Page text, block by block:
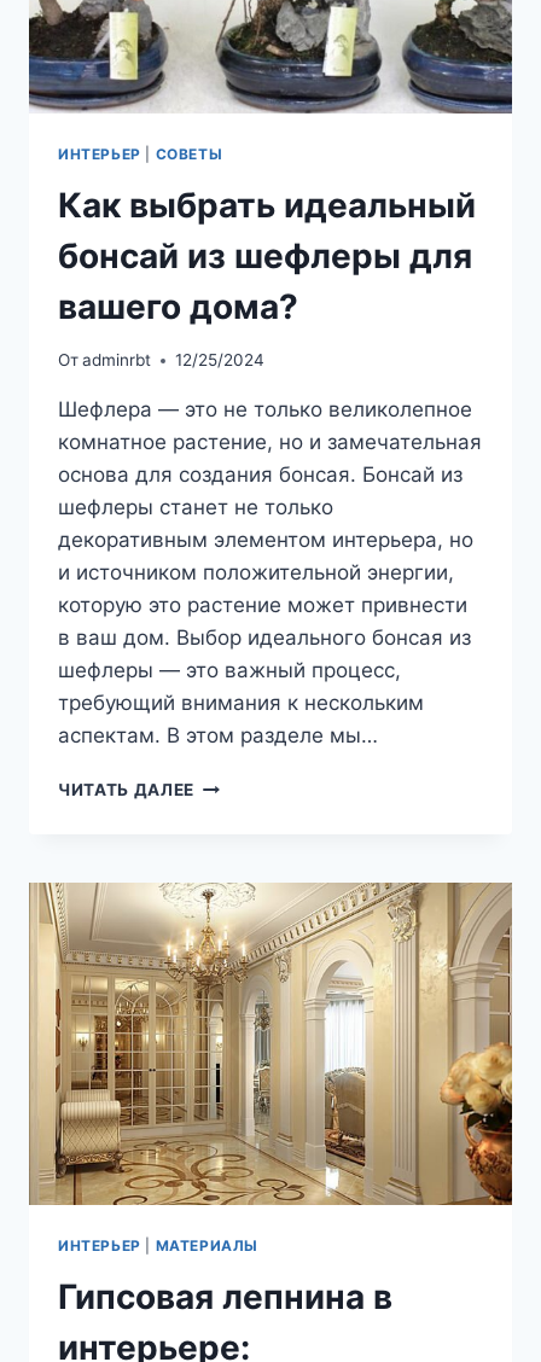
ИНТЕРЬЕР СОВЕТЫ
Как выбрать идеальный
бонсай из шефлеры для
вашего дома?
Отadminrbt 12/25/2024
Шефлера — это не только великолепное
комнатное растение, но и замечательная
основа для создания бонсая. Бонсай из
шефлеры станет не только
декоративным элементом интерьера, но
и источником положительной энергии,
которую это растение может привнести
в ваш дом. Выбор идеального бонсая из
шефлеры — это важный процесс,
требующий внимания к нескольким
аспектам. В этом разделе мы…
ЧИТАТЬ ДАЛЕЕ КАК
ИЗ
ШЕФЛЕРЫ
ДЛЯ
ВАШЕГО
ДОМА?
ИНТЕРЬЕР МАТЕРИАЛЫ
Гипсовая лепнина в
интерьере: